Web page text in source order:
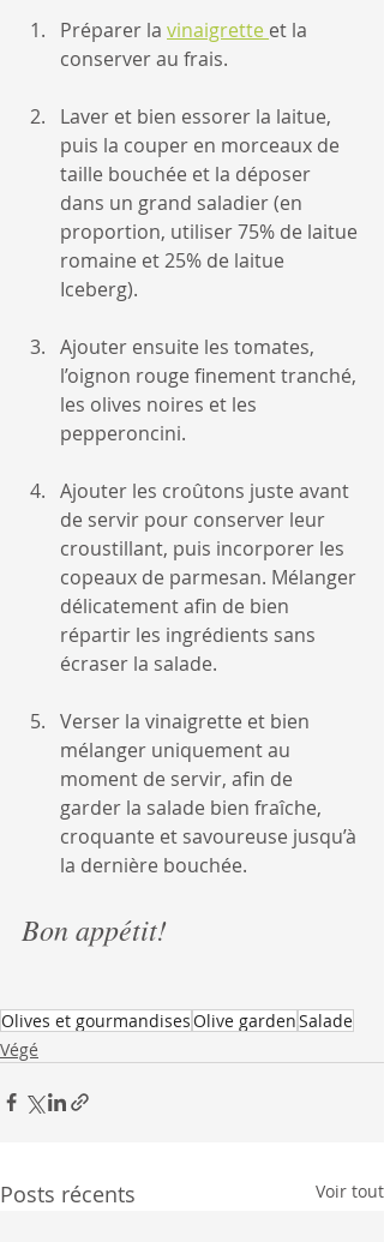
Préparer la vinaigrette et la
conserver au frais.
Laver et bien essorer la laitue,
puis la couper en morceaux de
taille bouchée et la déposer
dans un grand saladier (en
proportion, utiliser 75% de laitue
romaine et 25% de laitue
Iceberg).
Ajouter ensuite les tomates,
l’oignon rouge finement tranché,
les olives noires et les
pepperoncini.
Ajouter les croûtons juste avant
de servir pour conserver leur
croustillant, puis incorporer les
copeaux de parmesan. Mélanger
délicatement afin de bien
répartir les ingrédients sans
écraser la salade.
Verser la vinaigrette et bien
mélanger uniquement au
moment de servir, afin de
garder la salade bien fraîche,
croquante et savoureuse jusqu’à
la dernière bouchée.
Bon appétit!
Olives et gourmandisesOlive gardenSalade
Végé
Posts récents Voir tout